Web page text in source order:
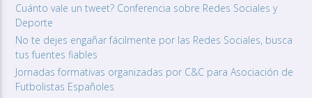
Cuánto vale un tweet? Conferencia sobre Redes Sociales y
Deporte
No te dejes engañar fácilmente por las Redes Sociales, busca
tus fuentes fiables
Jornadas formativas organizadas por C&C para Asociación de
Futbolistas Españoles